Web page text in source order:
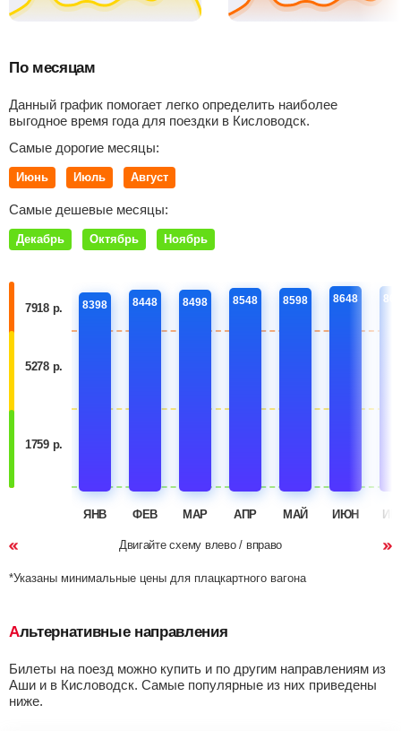
По месяцам
Данный график помогает легко определить наиболее
выгодное время года для поездки в Кисловодск.
Самые дорогие месяцы:
Июнь Июль Август
Самые дешевые месяцы:
Декабрь Октябрь Ноябрь
7918 р.
5278 р.
1759 р.
8398
ЯНВ
8448
ФЕВ
8498
МАР
8548
АПР
8598
МАЙ
8648
ИЮН
Двигайте схему влево / вправо
*Указаны минимальные цены для плацкартного вагона
Альтернативные направления
Билеты на поезд можно купить и по другим направлениям из
Аши и в Кисловодск. Самые популярные из них приведены
ниже.